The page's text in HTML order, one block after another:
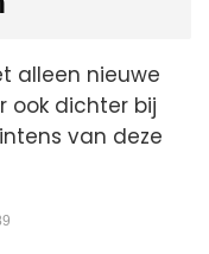
alleen nieuwe
ook dichter bij
van deze